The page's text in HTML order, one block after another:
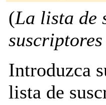
(La lista de
Introduzca
lista de